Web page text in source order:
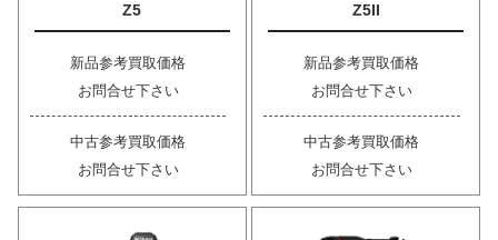
Z5
新品参考買取価格
お問合せ下さい
中古参考買取価格
お問合せ下さい
Z5II
新品参考買取価格
お問合せ下さい
中古参考買取価格
お問合せ下さい